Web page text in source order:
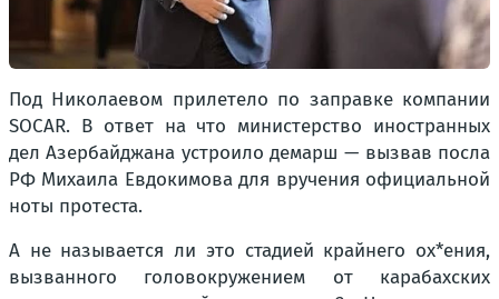
Под Николаевом прилетело по заправке компании
SOCAR. В ответ на что министерство иностранных
дел Азербайджана устроило демарш — вызвав посла
РФ Михаила Евдокимова для вручения официальной
ноты протеста.
А не называется ли это стадией крайнего ох*ения,
вызванного головокружением от карабахских